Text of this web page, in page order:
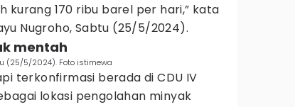
kurang 170 ribu barel per hari,” kata
Nugroho, Sabtu (25/5/2024).
mentah
(25/5/2024). Foto istimewa
terkonfirmasi berada di CDU IV
lokasi pengolahan minyak